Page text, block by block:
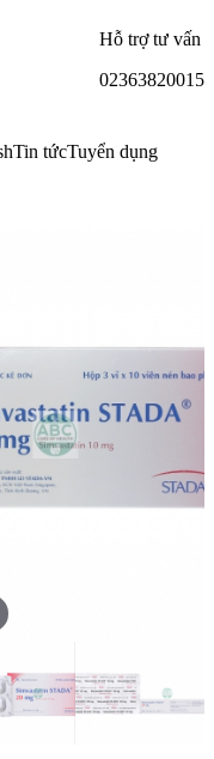
Hỗ trợ tư vấn
02363820015
Tin tứcTuyển dụng